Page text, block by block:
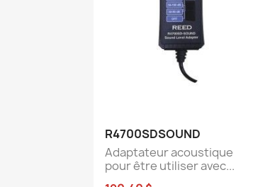
Aperçu rapide
R4700SDSOUND
Adaptateur acoustique
pour être utiliser avec...